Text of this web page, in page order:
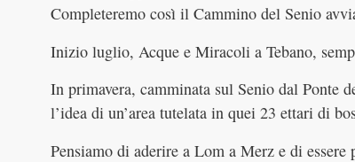
Completeremo così il Cammino del Senio
Inizio luglio, Acque e Miracoli a Tebano,
In primavera, camminata sul Senio dal Ponte
l’idea di un’area tutelata in quei 23 ettari di
Pensiamo di aderire a Lom a Merz e di